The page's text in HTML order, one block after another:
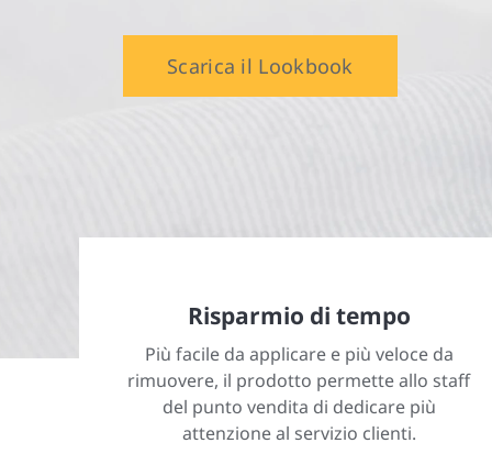
Scarica il Lookbook
Risparmio di tempo
Più facile da applicare e più veloce da
rimuovere, il prodotto permette allo staff
del punto vendita di dedicare più
attenzione al servizio clienti.